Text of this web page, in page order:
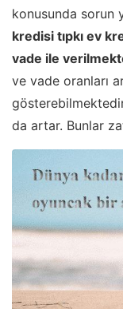
konusunda sorun
kredisi tıpkı ev
vade ile
ve vade oranları
da artar. Bunlar